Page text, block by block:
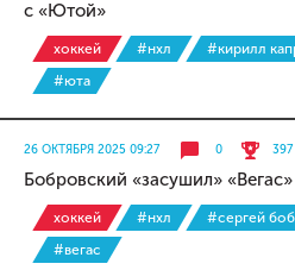
с «Ютой»
хоккей #нхл #кирилл
#юта
26 ОКТЯБРЯ 2025 09:27 0 397
Бобровский «засушил» «Вегас»
хоккей #нхл #сергей
#вегас